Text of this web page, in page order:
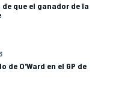
que el ganador de la
de O'Ward en el GP de